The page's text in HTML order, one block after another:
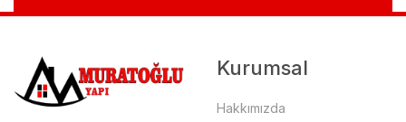
Kurumsal
Hakkımızda